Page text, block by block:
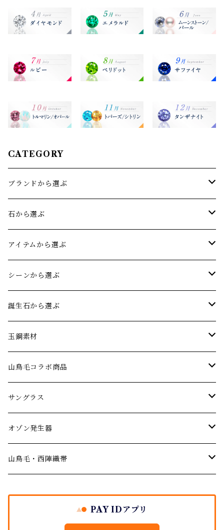
CATEGORY
ブランドから選ぶ
sowi(ソーイ)
オリジナルジュエリー
石から選ぶ
アクアマリン
アメジスト
エメラルド
オパール
ガーネット
デマントイドガーネット
サファイア
シトリン
ダイヤモンド
アイテムから選ぶ
リング
ネックレス
ブレスレット･バングル
ピアス･イヤリング
ルース(ストーン)
シーンから選ぶ
パーティーやお呼ばれに…
アニバーサリー 記念日ジュエリー
婚約指輪 エンゲージリング
結婚記念日のジュエリー
厄年厄除けのお守りに…
誕生石から選ぶ
1月の誕生石【ガーネット】
２月の誕生石【アメジスト】
３月の誕生石【アクアマリン】
４月の誕生石【ダイヤモンド】
５月の誕生石【エメラルド】
玉鋼素材
ネックレス
山鳥毛コラボ商品
サングラス
オゾン発生器
サングラス
山鳥毛モデルサングラス
オゾン発生器
山鳥毛モデルオゾン発生器
山鳥毛・西陣織帯
PAY IDアプリ